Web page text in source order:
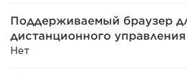
Поддерживаемый браузер
дистанционного управления
Нет